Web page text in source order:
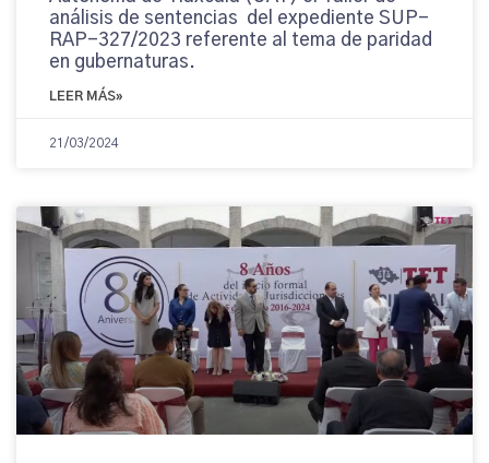
análisis de sentencias del expediente SUP-
RAP-327/2023 referente al tema de paridad
en gubernaturas.
LEER MÁS»
21/03/2024